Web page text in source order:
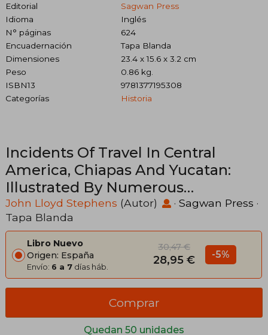
Editorial
Sagwan Press
Idioma
Inglés
N° páginas
624
Encuadernación
Tapa Blanda
Dimensiones
23.4 x 15.6 x 3.2 cm
Peso
0.86 kg.
ISBN13
9781377195308
Categorías
Historia
Incidents Of Travel In Central
America, Chiapas And Yucatan:
Illustrated By Numerous
Engravings: In Two Volumes;
Volume 2 (en Inglés)
John Lloyd Stephens (Autor) · Sagwan Press ·
Tapa Blanda
Libro Nuevo
Origen: España
Envío: 6 a 7 días háb.
30,47 €
28,95 € -5%
Quedan 50 unidades
Comprar